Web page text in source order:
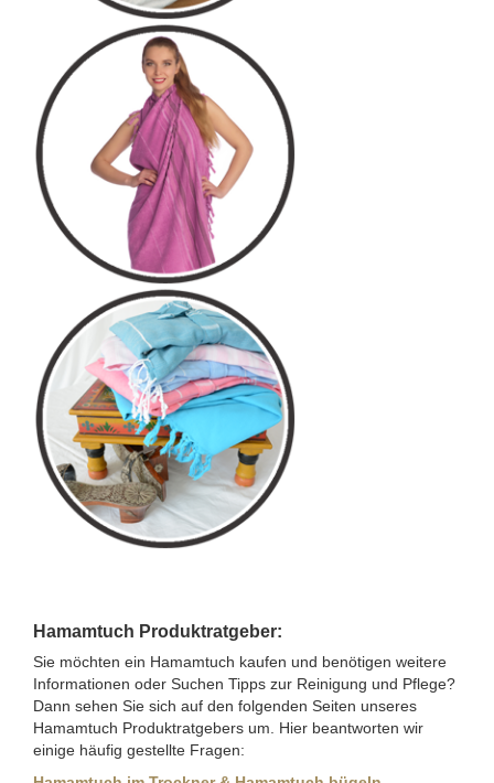
Hamamtuch Produktratgeber:
Sie möchten ein Hamamtuch kaufen und benötigen weitere
Informationen oder Suchen Tipps zur Reinigung und Pflege?
Dann sehen Sie sich auf den folgenden Seiten unseres
Hamamtuch Produktratgebers um. Hier beantworten wir
einige häufig gestellte Fragen: